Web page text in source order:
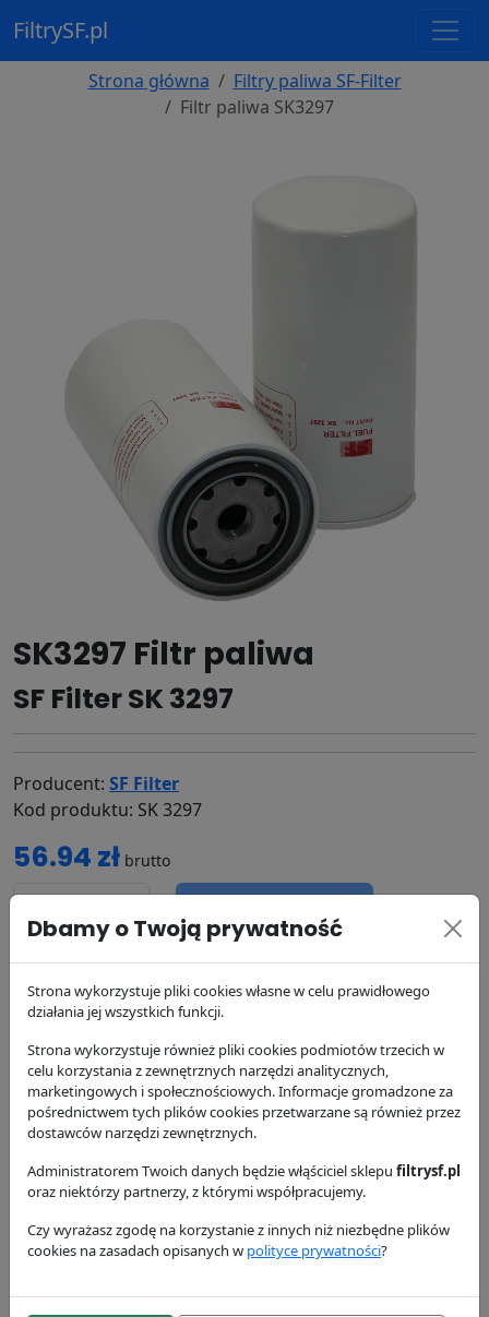
FiltrySF.pl
Strona główna
Filtry paliwa SF-Filter
Filtr paliwa SK3297
SK3297 Filtr paliwa
SF Filter SK 3297
Producent: SF Filter
Kod produktu: SK 3297
56.94 zł brutto
dostępność:w magazynie
wysyłka:24/48 h
Zamienniki Cross Reference
Zastosowanie
Dostawa i płatność
Zamienniki - Filtr paliwa SK3297
49,79 zł
SN40529 Hifi Filter
PP861/6
Dbamy o Twoją prywatność
Strona wykorzystuje pliki cookies własne w celu prawidłowego
działania jej wszystkich funkcji.
Strona wykorzystuje również pliki cookies podmiotów trzecich w
celu korzystania z zewnętrznych narzędzi analitycznych,
marketingowych i społecznościowych. Informacje gromadzone za
pośrednictwem tych plików cookies przetwarzane są również przez
dostawców narzędzi zewnętrznych.
Administratorem Twoich danych będzie włąściciel sklepu filtrysf.pl
oraz niektórzy partnerzy, z którymi współpracujemy.
Czy wyrażasz zgodę na korzystanie z innych niż niezbędne plików
cookies na zasadach opisanych w polityce prywatności?